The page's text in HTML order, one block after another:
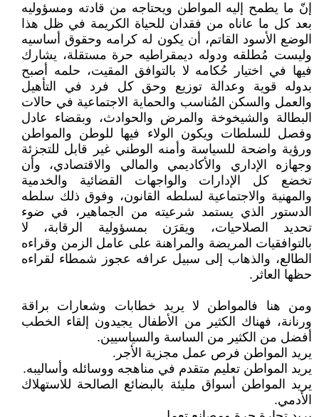
إنّ ما يطمح إليه المواطن ويحتاجه من قادته ومسؤوليه
بعد كل ما عاناه من فقدان للحياة الكريمة في ظل هذا
الوضع الأسود القاتم، أن يكون له كرامه وحقوق أساسيه
وليست مُطلقه ودوله ديمقراطيه حرة مستقلة، يشارك
فيها في اختيار حُكامه لا بالتوافق المقيت، حلمه أصبح
بدوله قوية وعدالة توزيع وحق كل فرد في التأهيل
والعمل والسكن المُناسب والحماية الاجتماعية في حالات
البطالة والشيخوخة والمرض والحوادث، وبقضاء عادل
وفصل للسلطات ويكون الولاء فيها للوطن والمواطن
ورؤية واضحة للسياسة وأمنه الوطني غير قابل للتجزئة
وجهازه الإداري والأكاديمي والمالي والاقتصادي، وأن
تخضع كل الإدارات والواجهات القضائية والخدمية
والمهنية والاجتماعية لسلطه القانون، وفوق ذلك سلطه
الدستور الذي يستمد شرعيته من الجماهير، في ضوء
تحديد الصلاحيات، ويقرَن بمسؤولية الرقابة، لا
بالتوافقيات المريضة والمراهنة على عامل الزمن وقراءه
الطالع، والذهاب إلى سبيل عرافه عجوز شمطاء لقراءه
حظها العاثر.
ومن هنا فالمواطن لا يريد خطابات وشعارات براقة
ورنانة، فهناك الكثير من الأطفال يجيدون إلقاء الخطب
أفضل من الكثير من الساسة والسياسيين.
يريد المواطن فرص عمل مجزية الأجر.
يريد المواطن تعليم متقدم في مناهجه ووسائله وأساليبه.
يريد المواطن أسواق مليئة بالبضائع الصالحة للاستهلاك
الأدمي.